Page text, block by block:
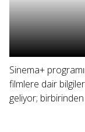
Sinema+
filmlere dair
geliyor;